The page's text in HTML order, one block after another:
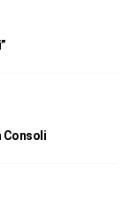
Consoli